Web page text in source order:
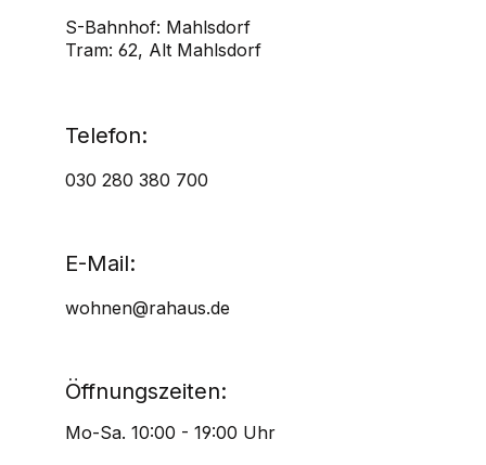
S-Bahnhof: Mahlsdorf
Tram: 62, Alt Mahlsdorf
Telefon:
030 280 380 700
E-Mail:
wohnen@rahaus.de
Öffnungszeiten:
Mo-Sa. 10:00 - 19:00 Uhr